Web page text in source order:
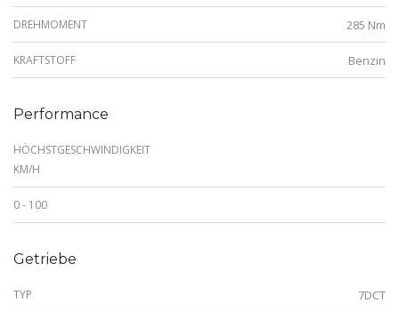
DREHMOMENT 285 Nm
KRAFTSTOFF Benzin
Performance
HÖCHSTGESCHWINDIGKEIT
KM/H
0 - 100
Getriebe
TYP 7DCT